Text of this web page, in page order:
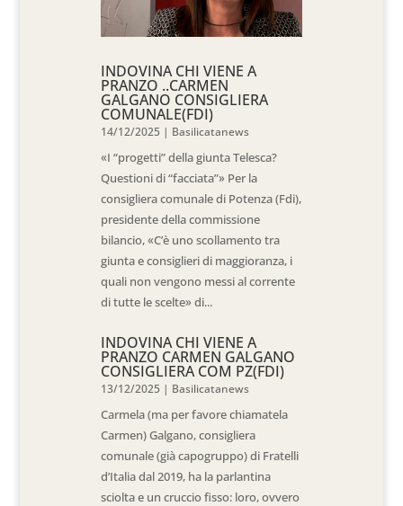
INDOVINA CHI VIENE A
PRANZO ..CARMEN
GALGANO CONSIGLIERA
COMUNALE(FDI)
14/12/2025 | Basilicatanews
«I “progetti” della giunta Telesca?
Questioni di “facciata”» Per la
consigliera comunale di Potenza (Fdi),
presidente della commissione
bilancio, «C’è uno scollamento tra
giunta e consiglieri di maggioranza, i
quali non vengono messi al corrente
di tutte le scelte» di...
INDOVINA CHI VIENE A
PRANZO CARMEN GALGANO
CONSIGLIERA COM PZ(FDI)
13/12/2025 | Basilicatanews
Carmela (ma per favore chiamatela
Carmen) Galgano, consigliera
comunale (già capogruppo) di Fratelli
d’Italia dal 2019, ha la parlantina
sciolta e un cruccio fisso: loro, ovvero